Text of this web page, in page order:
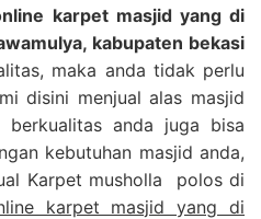
karpet masjid yang di
kabupaten bekasi
maka anda tidak perlu
disini menjual alas masjid
anda juga bisa
kebutuhan masjid anda,
Karpet musholla polos di
karpet masjid yang di